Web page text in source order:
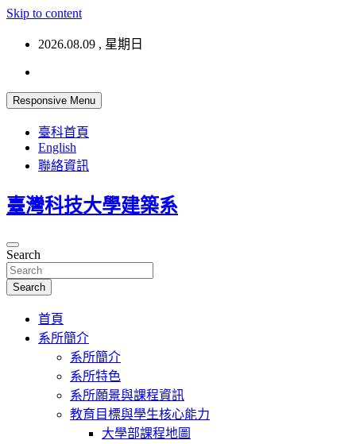
Skip to content
2026.08.09 , 星期日
Responsive Menu
臺科首頁
English
聯絡資訊
臺灣科技大學建築系
Search
Search
首頁
系所簡介
系所簡介
系所特色
系所願景與課程資訊
教育目標與學生核心能力
大學部課程地圖